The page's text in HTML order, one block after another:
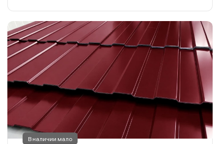
В наличии мало